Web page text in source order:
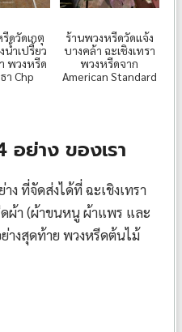
ดวัดเกตุ
น้ำเปรี้ยว
พวงหรีด
า Chp
ร้านพวงหรีดวัดแจ้ง
บางคล้า ฉะเชิงเทรา
พวงหรีดจาก
American Standard
ย่าง ของเรา
ง ที่จัดส่งได้ที่ ฉะเชิงเทรา
ผ้า (ผ้าขนหนู ผ้าแพร และ
างสุดท้าย พวงหรีดต้นไม้